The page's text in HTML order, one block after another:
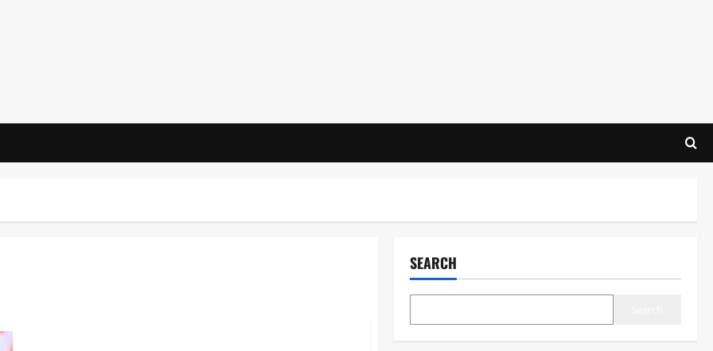
SEARCH